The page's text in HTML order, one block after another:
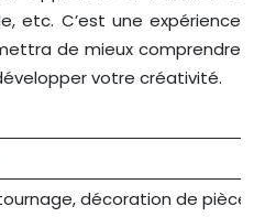
etc. C’est une expérience
de mieux comprendre
votre créativité.
décoration de